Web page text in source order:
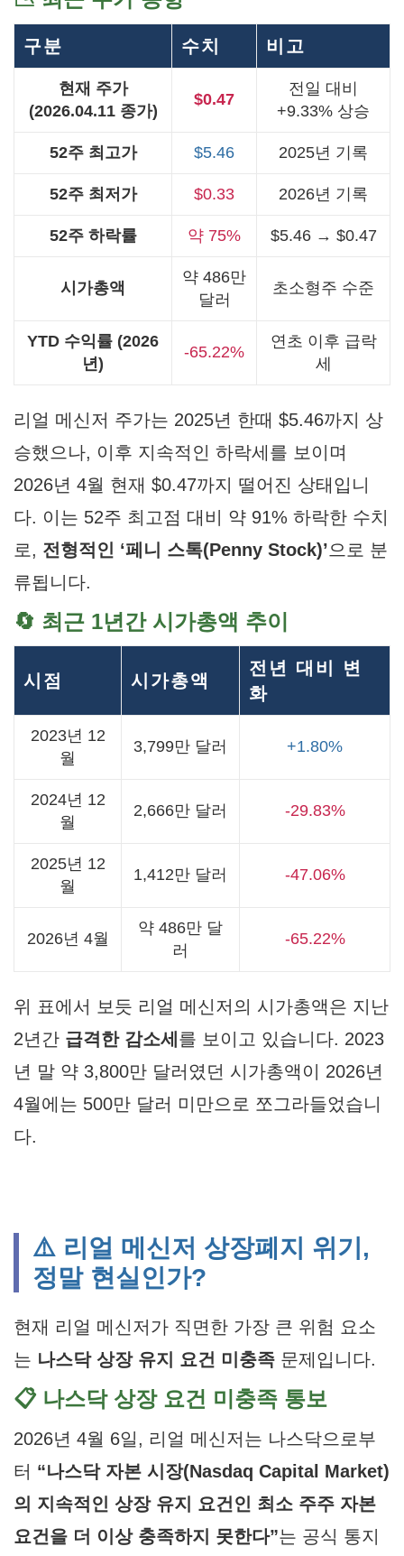
구분 수치 비고
현재 주가
(2026.04.11 종가)
$0.47
전일 대비
+9.33% 상승
52주 최고가 $5.46 2025년 기록
52주 최저가 $0.33 2026년 기록
52주 하락률 약 75% $5.46 → $0.47
시가총액
약 486만
달러
초소형주 수준
YTD 수익률 (2026
년)
-65.22%
연초 이후 급락
세
리얼 메신저 주가는 2025년 한때 $5.46까지 상
승했으나, 이후 지속적인 하락세를 보이며
2026년 4월 현재 $0.47까지 떨어진 상태입니
다. 이는 52주 최고점 대비 약 91% 하락한 수치
로, 전형적인 ‘페니 스톡(Penny Stock)’으로 분
류됩니다.
🔄 최근 1년간 시가총액 추이
시점 시가총액
전년 대비 변
화
2023년 12
월
3,799만 달러 +1.80%
2024년 12
월
2,666만 달러 -29.83%
2025년 12
월
1,412만 달러 -47.06%
2026년 4월
약 486만 달
러
-65.22%
위 표에서 보듯 리얼 메신저의 시가총액은 지난
2년간 급격한 감소세 를 보이고 있습니다. 2023
년 말 약 3,800만 달러였던 시가총액이 2026년
4월에는 500만 달러 미만으로 쪼그라들었습니
다.
⚠️ 리얼 메신저 상장폐지 위기,
정말 현실인가?
현재 리얼 메신저가 직면한 가장 큰 위험 요소
는 나스닥 상장 유지 요건 미충족 문제입니다.
📋 나스닥 상장 요건 미충족 통보
2026년 4월 6일, 리얼 메신저는 나스닥으로부
터 “나스닥 자본 시장(Nasdaq Capital Market)
의 지속적인 상장 유지 요건인 최소 주주 자본
요건을 더 이상 충족하지 못한다”는 공식 통지